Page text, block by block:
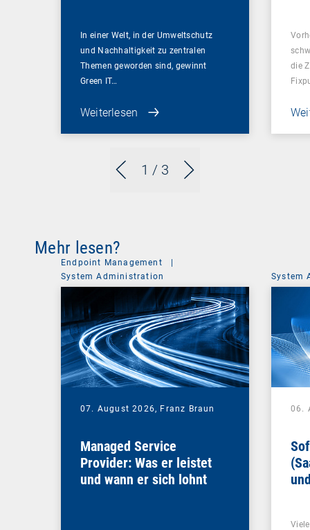
1 / 3
In einer Welt, in der Umweltschutz
und Nachhaltigkeit zu zentralen
Themen geworden sind, gewinnt
Green IT…
Weiterlesen
die
Mehr lesen?
Endpoint Management
System Administration
07. August 2026, Franz Braun
Managed Service
Provider: Was er leistet
und wann er sich lohnt
System
06.